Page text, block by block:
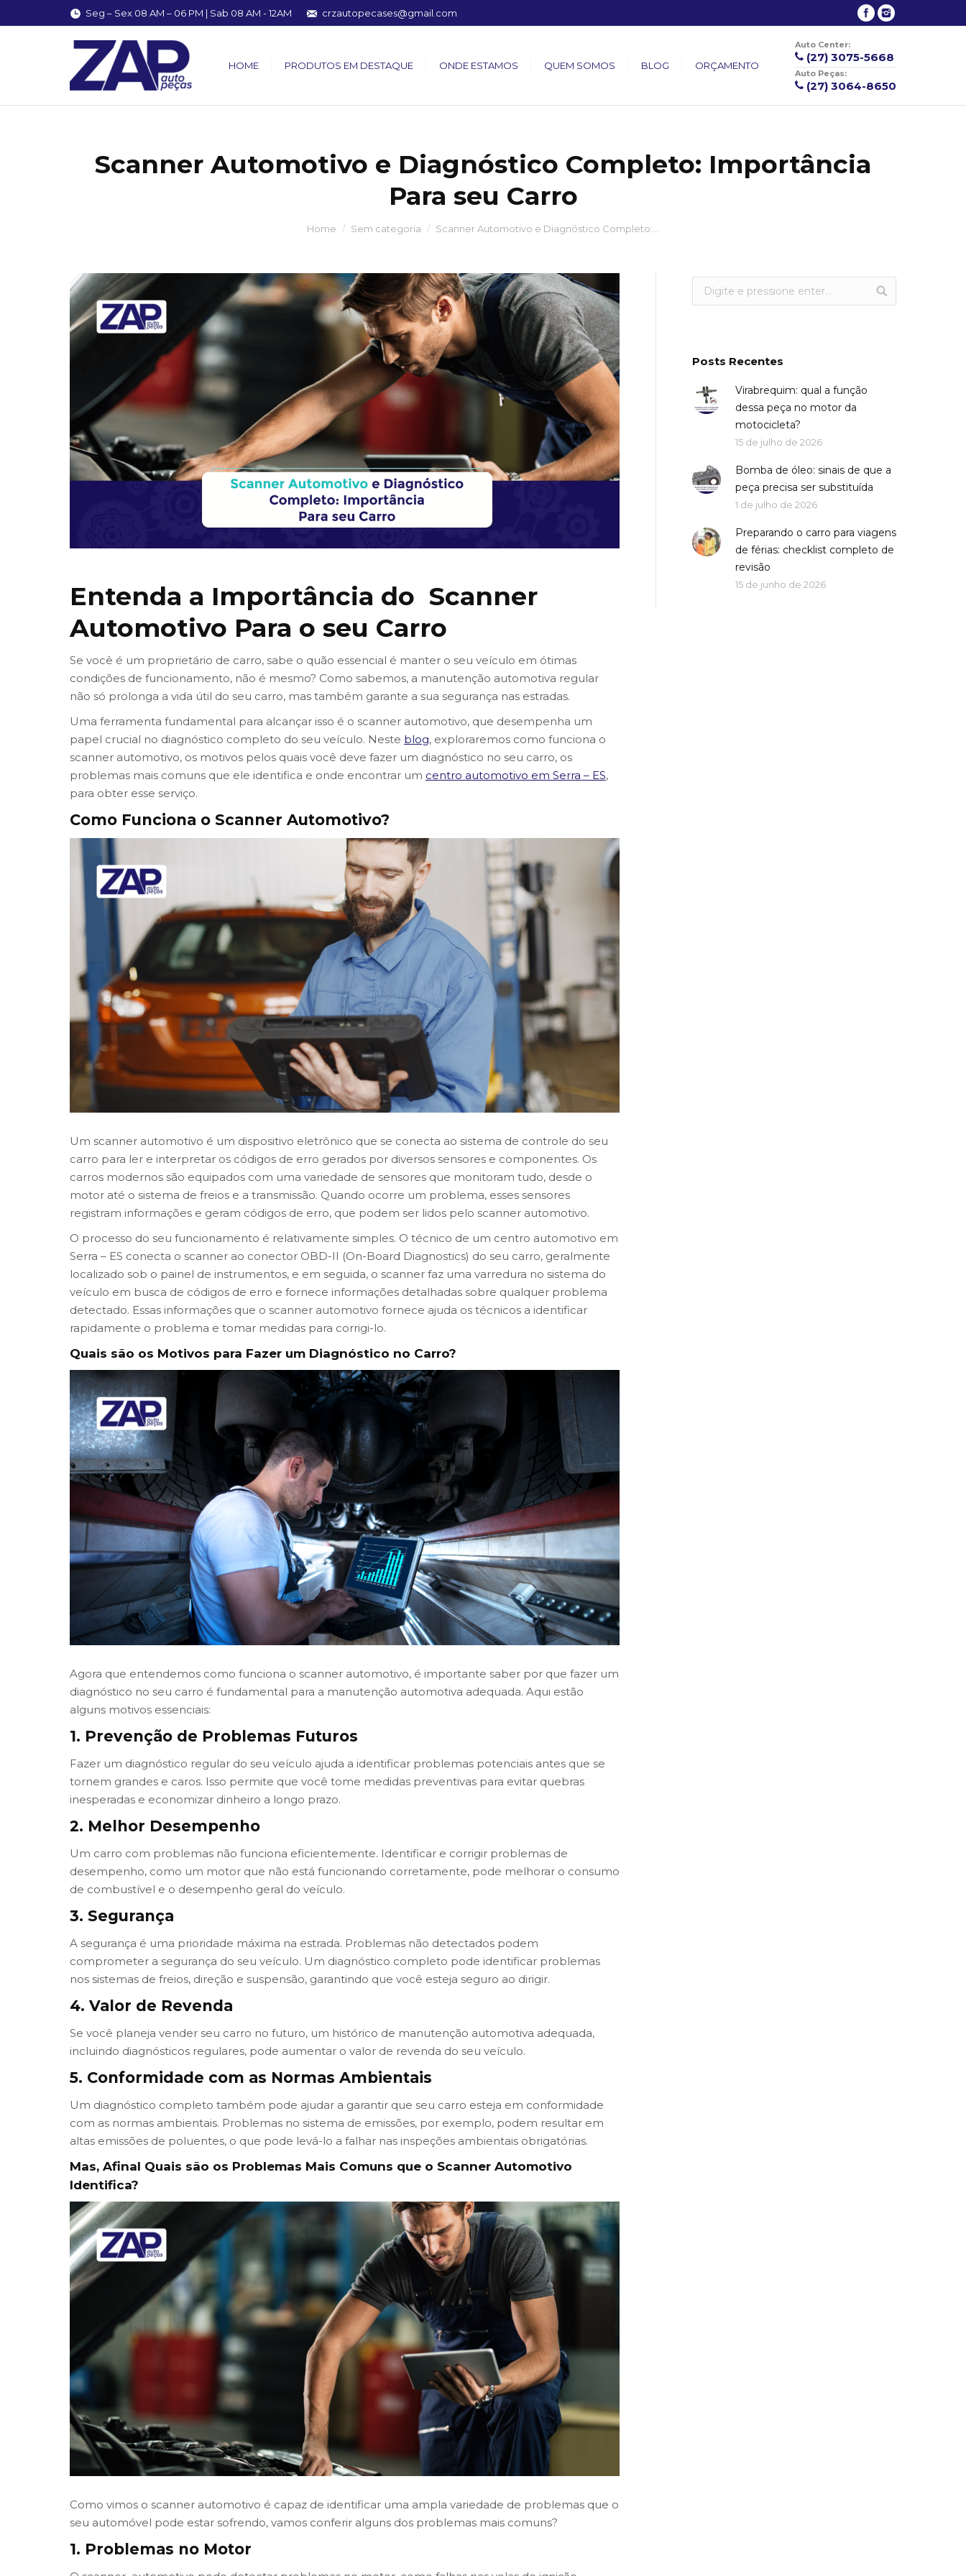
Seg – Sex 08 AM – 06 PM | Sab 08 AM - 12AM crzautopecases@gmail.com
HOME PRODUTOS EM DESTAQUE ONDE ESTAMOS QUEM SOMOS BLOG ORÇAMENTO
Auto Center:
(27) 3075-5668
Auto Peças:
(27) 3064-8650
Scanner Automotivo e Diagnóstico Completo: Importância
Para seu Carro
Home Sem categoria Scanner Automotivo e Diagnóstico Completo:…
Entenda a Importância do Scanner
Automotivo Para o seu Carro
Se você é um proprietário de carro, sabe o quão essencial é manter o seu veículo em ótimas
condições de funcionamento, não é mesmo? Como sabemos, a manutenção automotiva regular
não só prolonga a vida útil do seu carro, mas também garante a sua segurança nas estradas.
Uma ferramenta fundamental para alcançar isso é o scanner automotivo, que desempenha um
papel crucial no diagnóstico completo do seu veículo. Neste blog, exploraremos como funciona o
scanner automotivo, os motivos pelos quais você deve fazer um diagnóstico no seu carro, os
problemas mais comuns que ele identifica e onde encontrar um centro automotivo em Serra – ES,
para obter esse serviço.
Como Funciona o Scanner Automotivo?
Um scanner automotivo é um dispositivo eletrônico que se conecta ao sistema de controle do seu
carro para ler e interpretar os códigos de erro gerados por diversos sensores e componentes. Os
carros modernos são equipados com uma variedade de sensores que monitoram tudo, desde o
motor até o sistema de freios e a transmissão. Quando ocorre um problema, esses sensores
registram informações e geram códigos de erro, que podem ser lidos pelo scanner automotivo.
O processo do seu funcionamento é relativamente simples. O técnico de um centro automotivo em
Serra – ES conecta o scanner ao conector OBD-II (On-Board Diagnostics) do seu carro, geralmente
localizado sob o painel de instrumentos, e em seguida, o scanner faz uma varredura no sistema do
veículo em busca de códigos de erro e fornece informações detalhadas sobre qualquer problema
detectado. Essas informações que o scanner automotivo fornece ajuda os técnicos a identificar
rapidamente o problema e tomar medidas para corrigi-lo.
Quais são os Motivos para Fazer um Diagnóstico no Carro?
Agora que entendemos como funciona o scanner automotivo, é importante saber por que fazer um
diagnóstico no seu carro é fundamental para a manutenção automotiva adequada. Aqui estão
alguns motivos essenciais:
1. Prevenção de Problemas Futuros
Fazer um diagnóstico regular do seu veículo ajuda a identificar problemas potenciais antes que se
tornem grandes e caros. Isso permite que você tome medidas preventivas para evitar quebras
inesperadas e economizar dinheiro a longo prazo.
2. Melhor Desempenho
Um carro com problemas não funciona eficientemente. Identificar e corrigir problemas de
desempenho, como um motor que não está funcionando corretamente, pode melhorar o consumo
de combustível e o desempenho geral do veículo.
3. Segurança
A segurança é uma prioridade máxima na estrada. Problemas não detectados podem
comprometer a segurança do seu veículo. Um diagnóstico completo pode identificar problemas
nos sistemas de freios, direção e suspensão, garantindo que você esteja seguro ao dirigir.
4. Valor de Revenda
Se você planeja vender seu carro no futuro, um histórico de manutenção automotiva adequada,
incluindo diagnósticos regulares, pode aumentar o valor de revenda do seu veículo.
5. Conformidade com as Normas Ambientais
Um diagnóstico completo também pode ajudar a garantir que seu carro esteja em conformidade
com as normas ambientais. Problemas no sistema de emissões, por exemplo, podem resultar em
altas emissões de poluentes, o que pode levá-lo a falhar nas inspeções ambientais obrigatórias.
Mas, Afinal Quais são os Problemas Mais Comuns que o Scanner Automotivo
Identifica?
Como vimos o scanner automotivo é capaz de identificar uma ampla variedade de problemas que o
seu automóvel pode estar sofrendo, vamos conferir alguns dos problemas mais comuns?
1. Problemas no Motor
Posts Recentes
Virabrequim: qual a função
dessa peça no motor da
motocicleta?
15 de julho de 2026
Bomba de óleo: sinais de que a
peça precisa ser substituída
1 de julho de 2026
Preparando o carro para viagens
de férias: checklist completo de
revisão
15 de junho de 2026